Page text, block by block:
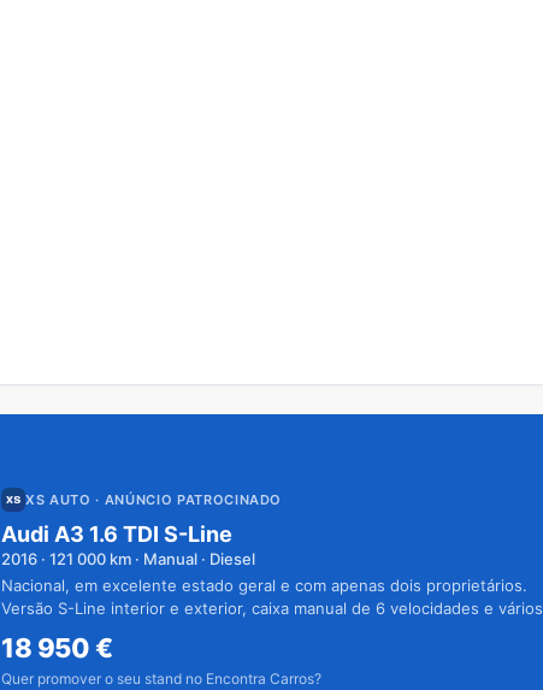
XS AUTO · ANÚNCIO PATROCINADO
Audi A3 1.6 TDI S-Line
2016 · 121 000 km · Manual · Diesel
Nacional, em excelente estado geral e com apenas dois proprietários.
Versão S-Line interior e exterior, caixa manual de 6 velocidades e vários
18 950€
Quer promover o seu stand no Encontra Carros?